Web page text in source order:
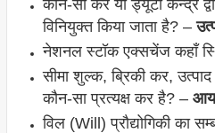
कौन-सा कर या ड्यूटी केन्द्र
विनियुक्त किया जाता है? –
नेशनल स्टॉक एक्सचेंज कहाँ
सीमा शुल्क, ब्रिकी कर,
कौन-सा प्रत्यक्ष कर है? –
विल (Will) प्रौद्योगिकी का